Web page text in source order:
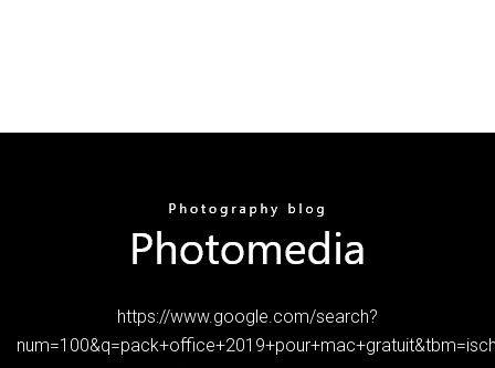
https://www.google.com/search?